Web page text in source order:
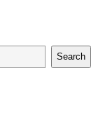
Search